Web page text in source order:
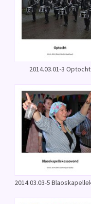
2014.03.01-3 Optocht